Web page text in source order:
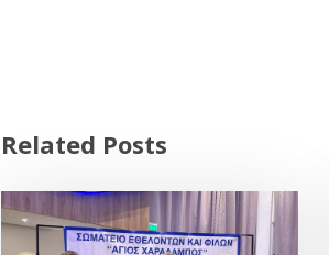
Related Posts